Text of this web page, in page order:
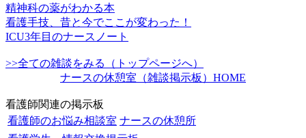
精神科の薬がわかる本
看護手技、昔と今でここが変わった！
ICU3年目のナースノート
>>全ての雑談をみる（トップページへ）
ナースの休憩室（雑談掲示板）HOME
看護師関連の掲示板
看護師のお悩み相談室 ナースの休憩所